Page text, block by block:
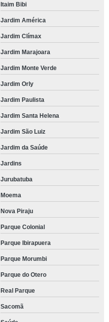
Itaim Bibi
Jardim América
Jardim Clímax
Jardim Marajoara
Jardim Monte Verde
Jardim Orly
Jardim Paulista
Jardim Santa Helena
Jardim São Luiz
Jardim da Saúde
Jardins
Jurubatuba
Moema
Nova Piraju
Parque Colonial
Parque Ibirapuera
Parque Morumbi
Parque do Otero
Real Parque
Sacomã